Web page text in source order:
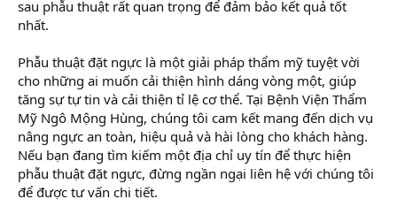
sau phẫu thuật rất quan trọng để đảm bảo kết quả tốt
nhất.
Phẫu thuật đặt ngực là một giải pháp thẩm mỹ tuyệt vời
cho những ai muốn cải thiện hình dáng vòng một, giúp
tăng sự tự tin và cải thiện tỉ lệ cơ thể. Tại Bệnh Viện Thẩm
Mỹ Ngô Mộng Hùng, chúng tôi cam kết mang đến dịch vụ
nâng ngực an toàn, hiệu quả và hài lòng cho khách hàng.
Nếu bạn đang tìm kiếm một địa chỉ uy tín để thực hiện
phẫu thuật đặt ngực, đừng ngần ngại liên hệ với chúng tôi
để được tư vấn chi tiết.